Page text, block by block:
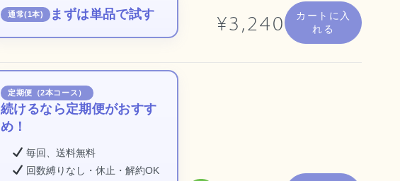
通常(1本) まずは単品で試す ¥3,240
カートに入
れる
定期便（2本コース）
続けるなら定期便がおすす
め！
毎回、送料無料
回数縛りなし・休止・解約OK